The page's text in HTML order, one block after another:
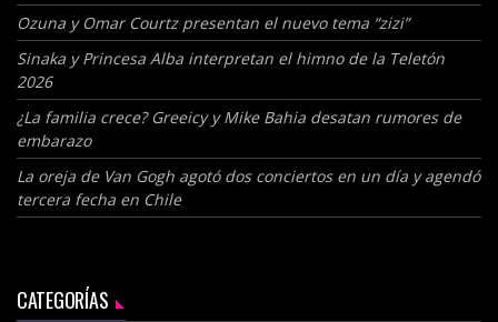
Ozuna y Omar Courtz presentan el nuevo tema “zizi”
Sinaka y Princesa Alba interpretan el himno de la Teletón
2026
¿La familia crece? Greeicy y Mike Bahia desatan rumores de
embarazo
La oreja de Van Gogh agotó dos conciertos en un día y agendó
tercera fecha en Chile
CATEGORÍAS